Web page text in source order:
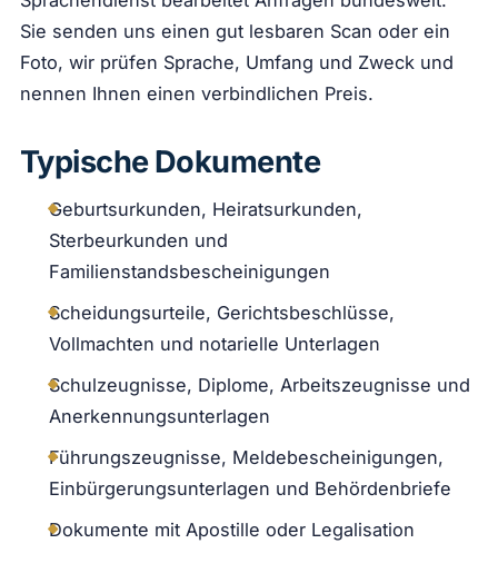
Sie senden uns einen gut lesbaren Scan oder ein
Foto, wir prüfen Sprache, Umfang und Zweck und
nennen Ihnen einen verbindlichen Preis.
Typische Dokumente
Geburtsurkunden, Heiratsurkunden,
Sterbeurkunden und
Familienstandsbescheinigungen
Scheidungsurteile, Gerichtsbeschlüsse,
Vollmachten und notarielle Unterlagen
Schulzeugnisse, Diplome, Arbeitszeugnisse und
Anerkennungsunterlagen
Führungszeugnisse, Meldebescheinigungen,
Einbürgerungsunterlagen und Behördenbriefe
Dokumente mit Apostille oder Legalisation